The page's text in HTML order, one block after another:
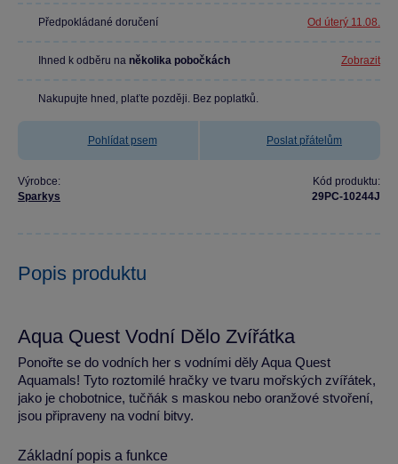
Předpokládané doručení Od úterý 11.08.
Ihned k odběru na několika pobočkách Zobrazit
Nakupujte hned, plaťte později. Bez poplatků.
Pohlídat psem Poslat přátelům
Výrobce:
Sparkys
Kód produktu:
29PC-10244J
Popis produktu
Aqua Quest Vodní Dělo Zvířátka
Ponořte se do vodních her s vodními děly Aqua Quest
Aquamals! Tyto roztomilé hračky ve tvaru mořských zvířátek,
jako je chobotnice, tučňák s maskou nebo oranžové stvoření,
jsou připraveny na vodní bitvy.
Základní popis a funkce